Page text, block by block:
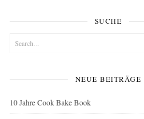
SUCHE
NEUE BEITRÄGE
10 Jahre Cook Bake Book